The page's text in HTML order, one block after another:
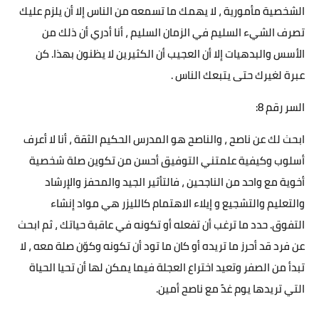
الشخصية مأمورية ، لا يهمك ما تسمعه من الناس إلا أن يلزم عليك
تصرف الشيء السليم في الزمان السليم ، أنا أدري أن ذلك من
الأسس والبدهيات إلا أن العجيب أن الكثيرين لا يظنون بهذا. كن
عبرة لغيرك حتى يتبعك الناس .
السر رقم 8:
ابحث لك عن ناصح ، والناصح هو المدرس الحكيم الثقة ، أنا لا أعرف
أسلوب وكيفية علمتني التوفيق أحسن من تكوين صلة شخصية
أخوية مع واحد من الناجحين ، فالتأثير الجيد والمحفز والإرشاد
والتعليم والتشجيع و إيلاء الاهتمام كالليزر هي مواد إنشاء
التفوق. حدد ما ترغب أن تفعله أو تكونه في عاقبة حياتك ، ثم ابحث
عن فرد قد أحرز ما تريده أو كان ما تود أن تكونه وكوّن صلة معه ، لا
تبدأ من الصفر وتعيد اختراع العجلة فيما يمكن لها أن تحيا الحياة
التي تريدها يوم غدً مع ناصح أمين.